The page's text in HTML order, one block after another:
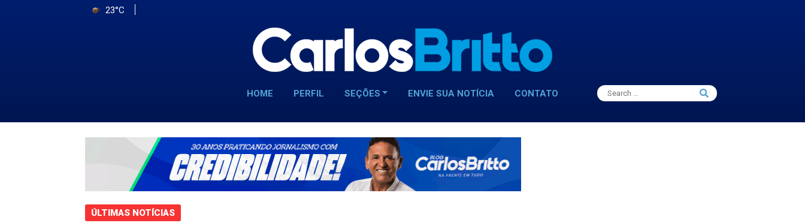
23°C
HOME PERFIL SEÇÕES ENVIE SUA NOTÍCIA CONTATO
Search
for:
Search
ÚLTIMAS NOTÍCIAS